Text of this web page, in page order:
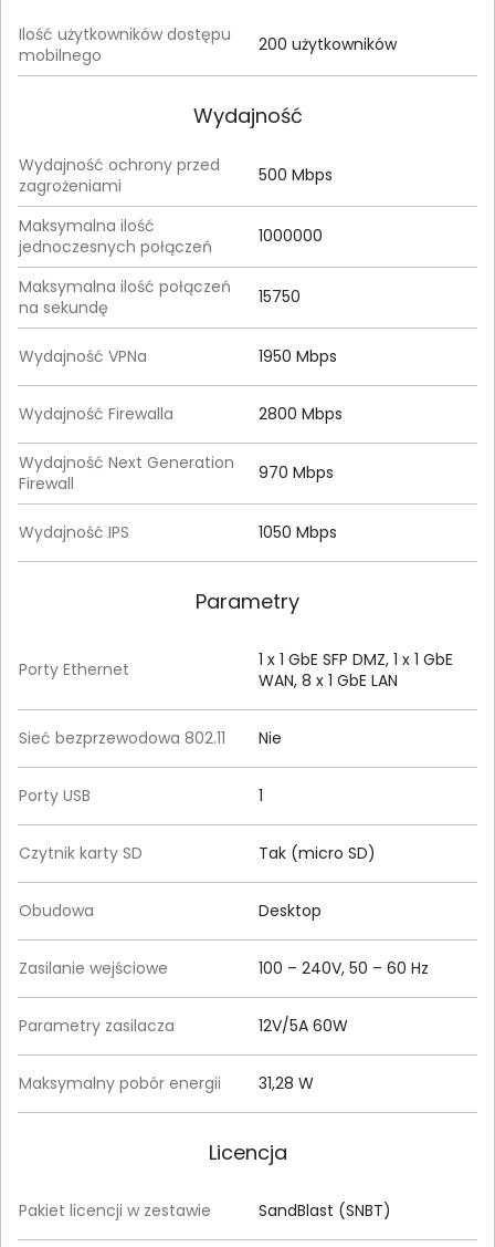
Ilość użytkowników dostępu
mobilnego
200 użytkowników
Wydajność
Wydajność ochrony przed
zagrożeniami
500 Mbps
Maksymalna ilość
jednoczesnych połączeń
1000000
Maksymalna ilość połączeń
na sekundę
15750
Wydajność VPNa 1950 Mbps
Wydajność Firewalla 2800 Mbps
Wydajność Next Generation
Firewall
970 Mbps
Wydajność IPS 1050 Mbps
Parametry
Porty Ethernet
1 x 1 GbE SFP DMZ, 1 x 1 GbE
WAN, 8 x 1 GbE LAN
Sieć bezprzewodowa 802.11 Nie
Porty USB 1
Czytnik karty SD Tak (micro SD)
Obudowa Desktop
Zasilanie wejściowe 100 – 240V, 50 – 60 Hz
Parametry zasilacza 12V/5A 60W
Maksymalny pobór energii 31,28 W
Licencja
Pakiet licencji w zestawie SandBlast (SNBT)